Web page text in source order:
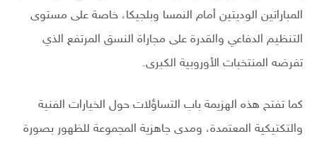
المباراتين الوديتين أمام النمسا وبلجيكا، خاصة على مستوى
التنظيم الدفاعي والقدرة على مجاراة النسق المرتفع الذي
تفرضه المنتخبات الأوروبية الكبرى.
كما تفتح هذه الهزيمة باب التساؤلات حول الخيارات الفنية
والتكتيكية المعتمدة، ومدى جاهزية المجموعة للظهور بصورة